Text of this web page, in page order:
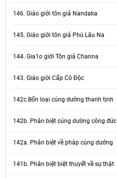
146. Giáo giới tôn giả Nandaka
145. Giáo giới tôn giả Phú Lâu Na
144. Gia1o giới Tôn giả Channa
143. Giáo giới Cấp Cô Độc
142c.Bốn loại cúng dường thanh tịnh
142b. Phân biệt cúng dường công đức
142a. Phân biệt về pháp cúng dướng
141b. Phân biệt biệt thuyết về sự thật